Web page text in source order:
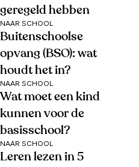
geregeld hebben
NAAR SCHOOL
Buitenschoolse
opvang (BSO): wat
houdt het in?
NAAR SCHOOL
Wat moet een kind
kunnen voor de
basisschool?
NAAR SCHOOL
Leren lezen in 5